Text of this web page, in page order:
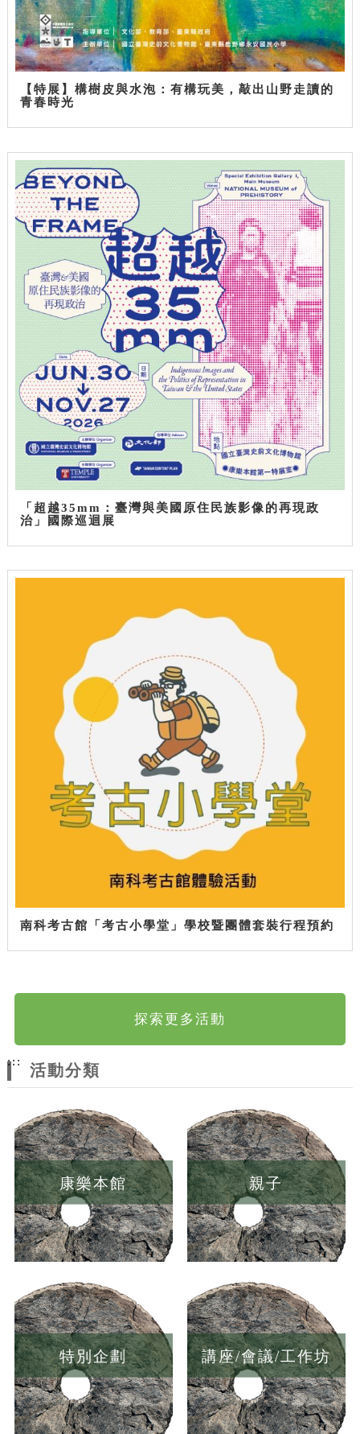
【特展】構樹皮與水泡：有構玩美，敲出山野走讀的
青春時光
「超越35mm：臺灣與美國原住民族影像的再現政
治」國際巡迴展
南科考古館「考古小學堂」學校暨團體套裝行程預約
探索更多活動
:::
活動分類
康樂本館 親子
特別企劃 講座/會議/工作坊